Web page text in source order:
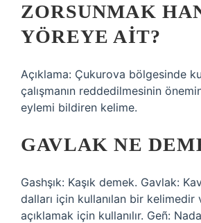
ZORSUNMAK
YÖREYE AIT?
Açıklama: Çukurova bölgesinde
çalışmanın reddedilmesinin
eylemi bildiren kelime.
GAVLAK NE
Gashşık: Kaşık demek. Gavlak:
dalları için kullanılan bir kelimedir
açıklamak için kullanılır. Geñ: